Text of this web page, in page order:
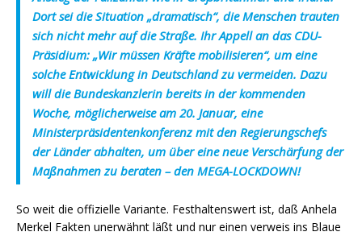
Dort sei die Situation „dramatisch“, die Menschen trauten
sich nicht mehr auf die Straße. Ihr Appell an das CDU-
Präsidium: „Wir müssen Kräfte mobilisieren“, um eine
solche Entwicklung in Deutschland zu vermeiden. Dazu
will die Bundeskanzlerin bereits in der kommenden
Woche, möglicherweise am 20. Januar, eine
Ministerpräsidentenkonferenz mit den Regierungschefs
der Länder abhalten, um über eine neue Verschärfung der
Maßnahmen zu beraten – den MEGA-LOCKDOWN!
So weit die offizielle Variante. Festhaltenswert ist, daß Anhela
Merkel Fakten unerwähnt läßt und nur einen verweis ins Blaue